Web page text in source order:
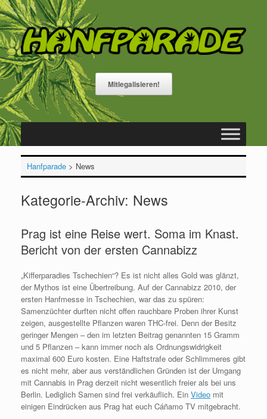
Zum
Inhalt
springen
Mitlegalisieren!
Hanfparade> News
Kategorie-Archiv: News
Prag ist eine Reise wert. Soma im Knast.
Bericht von der ersten Cannabizz
„Kifferparadies Tschechien“? Es ist nicht alles Gold was glänzt,
der Mythos ist eine Übertreibung. Auf der Cannabizz 2010, der
ersten Hanfmesse in Tschechien, war das zu spüren:
Samenzüchter durften nicht offen rauchbare Proben ihrer Kunst
zeigen, ausgestellte Pflanzen waren THC-frei. Denn der Besitz
geringer Mengen – den im letzten Beitrag genannten 15 Gramm
und 5 Pflanzen – kann immer noch als Ordnungswidrigkeit
maximal 600 Euro kosten. Eine Haftstrafe oder Schlimmeres gibt
es nicht mehr, aber aus verständlichen Gründen ist der Umgang
mit Cannabis in Prag derzeit nicht wesentlich freier als bei uns
Berlin. Lediglich Samen sind frei verkäuflich. Ein Video mit
einigen Eindrücken aus Prag hat euch Cáñamo TV mitgebracht.